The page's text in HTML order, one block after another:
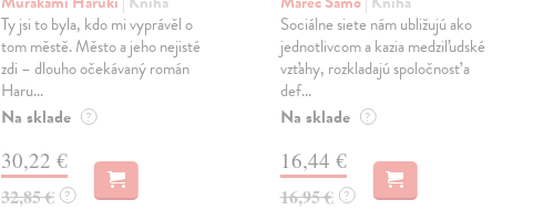
Ty jsi to byla, kdo mi vyprávěl o
tom městě. Město a jeho nejisté
zdi – dlouho očekávaný román
Haru...
Na sklade ?
30,22 €
32,85 € ?
Sociálne siete nám ubližujú ako
jednotlivcom a kazia medziľudské
vzťahy, rozkladajú spoločnosť a
def...
Na sklade ?
16,44 €
16,95 € ?